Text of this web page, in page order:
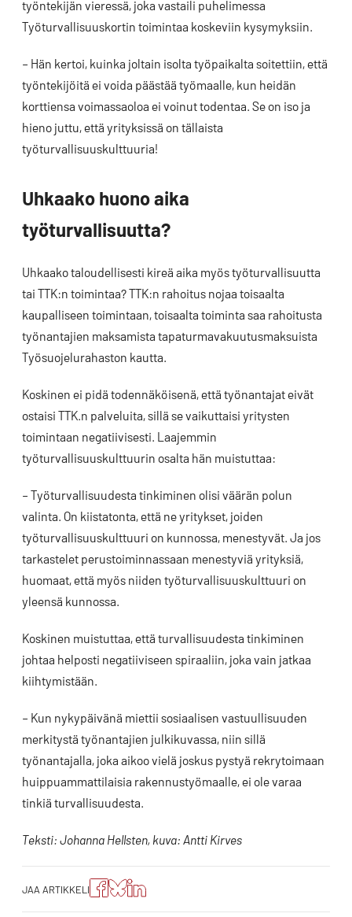
työntekijän vieressä, joka vastaili puhelimessa
Työturvallisuuskortin toimintaa koskeviin kysymyksiin.
– Hän kertoi, kuinka joltain isolta työpaikalta soitettiin, että
työntekijöitä ei voida päästää työmaalle, kun heidän
korttiensa voimassaoloa ei voinut todentaa. Se on iso ja
hieno juttu, että yrityksissä on tällaista
työturvallisuuskulttuuria!
Uhkaako huono aika
työturvallisuutta?
Uhkaako taloudellisesti kireä aika myös työturvallisuutta
tai TTK:n toimintaa? TTK:n rahoitus nojaa toisaalta
kaupalliseen toimintaan, toisaalta toiminta saa rahoitusta
työnantajien maksamista tapaturmavakuutusmaksuista
Työsuojelurahaston kautta.
Koskinen ei pidä todennäköisenä, että työnantajat eivät
ostaisi TTK.n palveluita, sillä se vaikuttaisi yritysten
toimintaan negatiivisesti. Laajemmin
työturvallisuuskulttuurin osalta hän muistuttaa:
– Työturvallisuudesta tinkiminen olisi väärän polun
valinta. On kiistatonta, että ne yritykset, joiden
työturvallisuuskulttuuri on kunnossa, menestyvät. Ja jos
tarkastelet perustoiminnassaan menestyviä yrityksiä,
huomaat, että myös niiden työturvallisuuskulttuuri on
yleensä kunnossa.
Koskinen muistuttaa, että turvallisuudesta tinkiminen
johtaa helposti negatiiviseen spiraaliin, joka vain jatkaa
kiihtymistään.
– Kun nykypäivänä miettii sosiaalisen vastuullisuuden
merkitystä työnantajien julkikuvassa, niin sillä
työnantajalla, joka aikoo vielä joskus pystyä rekrytoimaan
huippuammattilaisia rakennustyömaalle, ei ole varaa
tinkiä turvallisuudesta.
Teksti: Johanna Hellsten, kuva: Antti Kirves
JAA ARTIKKELI
Jaa
artikkeli
Jaa
artikkeli
Jako:
Jaa